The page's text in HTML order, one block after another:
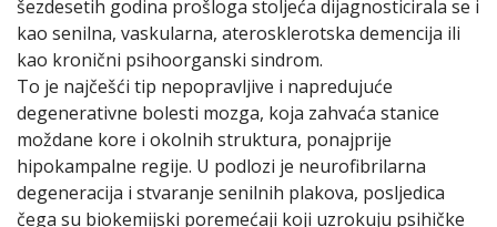
šezdesetih godina prošloga stoljeća dijagnosticirala se i
kao senilna, vaskularna, aterosklerotska demencija ili
kao kronični psihoorganski sindrom.
To je najčešći tip nepopravljive i napredujuće
degenerativne bolesti mozga, koja zahvaća stanice
moždane kore i okolnih struktura, ponajprije
hipokampalne regije. U podlozi je neurofibrilarna
degeneracija i stvaranje senilnih plakova, posljedica
čega su biokemijski poremećaji koji uzrokuju psihičke